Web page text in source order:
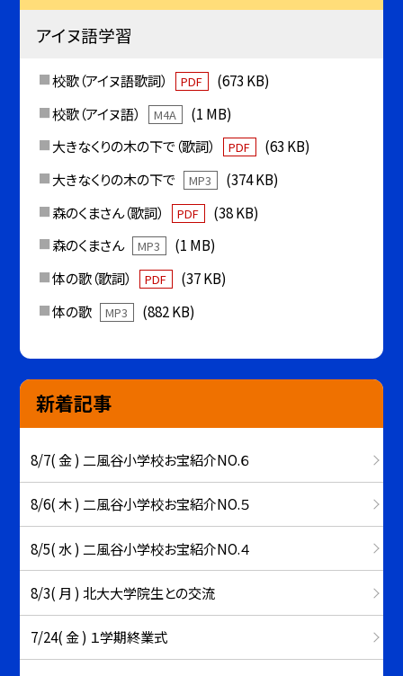
アイヌ語学習
校歌（アイヌ語歌詞） PDF
(673 KB)
校歌（アイヌ語）
M4A
(1 MB)
大きなくりの木の下で（歌詞）
PDF
(63 KB)
大きなくりの木の下で
MP3
(374 KB)
森のくまさん（歌詞）
PDF
(38 KB)
森のくまさん
MP3
(1 MB)
体の歌（歌詞）
PDF
(37 KB)
体の歌
MP3 (882 KB)
新着記事
8/7( 金 ) 二風谷小学校お宝紹介NO.６
8/6( 木 ) 二風谷小学校お宝紹介NO.５
8/5( 水 ) 二風谷小学校お宝紹介NO.４
8/3( 月 ) 北大大学院生との交流
7/24( 金 ) １学期終業式